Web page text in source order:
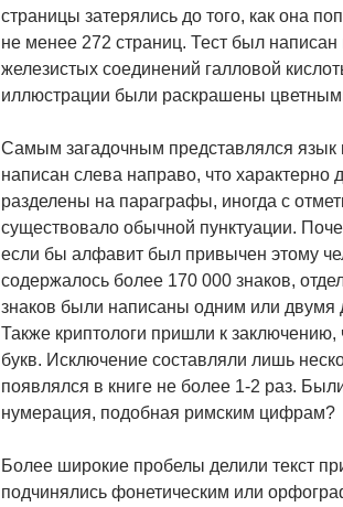
страницы затерялись до того, как она
не менее 272 страниц. Тест был
железистых соединений галловой
иллюстрации были раскрашены
Самым загадочным представлялся язык
написан слева направо, что
разделены на параграфы, иногда с
существовало обычной пунктуации.
если бы алфавит был привычен этому
содержалось более 170 000 знаков,
знаков были написаны одним или двумя
Также криптологи пришли к
букв. Исключение составляли лишь
появлялся в книге не более 1-2 раз.
нумерация, подобная римским цифрам?
Более широкие пробелы делили текст
подчинялись фонетическим или